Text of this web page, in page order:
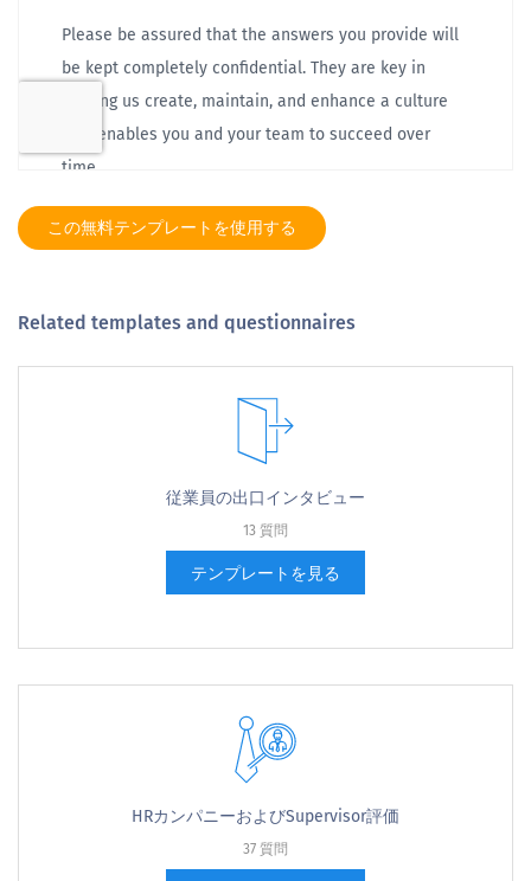
この無料テンプレートを使用する
Related templates and questionnaires
従業員の出口インタビュー
13 質問
テンプレートを見る
HRカンパニーおよびSupervisor評価
37 質問